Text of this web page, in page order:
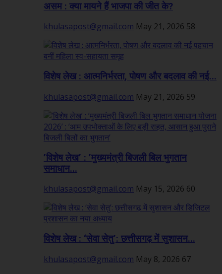
असम : क्या मायने हैं भाजपा की जीत के?
khulasapost@gmail.com May 21, 2026 58
विशेष लेख : आत्मनिर्भरता, पोषण और बदलाव की नई...
khulasapost@gmail.com May 21, 2026 59
’विशेष लेख’ : ’मुख्यमंत्री बिजली बिल भुगतान
समाधान...
khulasapost@gmail.com May 15, 2026 60
विशेष लेख : ‘सेवा सेतु’: छत्तीसगढ़ में सुशासन...
khulasapost@gmail.com May 8, 2026 67